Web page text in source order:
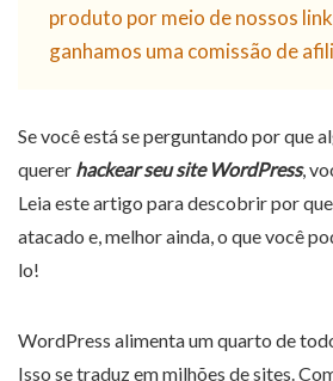
produto por meio de nossos
ganhamos uma comissão de
Se você está se perguntando por que
querer hackear seu site WordPress,
Leia este artigo para descobrir por
atacado e, melhor ainda, o que você
lo!
WordPress alimenta um quarto de
Isso se traduz em milhões de sites.